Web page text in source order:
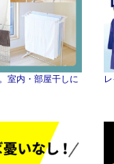
室内・部屋干しに